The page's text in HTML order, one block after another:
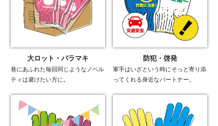
大ロット・バラマキ
巷にあふれた毎回同じようなノベル
ティは避けたい方に。
防犯・啓発
軍手はいざという時にそっと寄り添
ってくれる身近なパートナー。